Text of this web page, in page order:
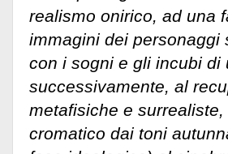
realismo onirico, ad una
immagini dei personaggi
con i sogni e gli incubi di
successivamente, al
metafisiche e
cromatico dai toni